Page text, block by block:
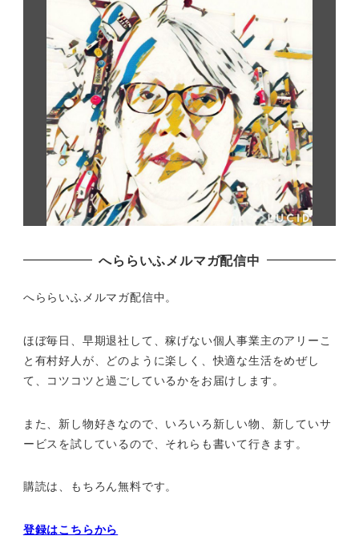
へららいふメルマガ配信中
へららいふメルマガ配信中。
ほぼ毎日、早期退社して、稼げない個人事業主のアリーこ
と有村好人が、どのように楽しく、快適な生活をめぜし
て、 コツコツと過ごしているかをお届けします。
また、新し物好きなので、いろいろ新しい物、 新していサ
ービスを試しているので、それらも書いて行きます。
購読は、もちろん無料です。
登録はこちらから